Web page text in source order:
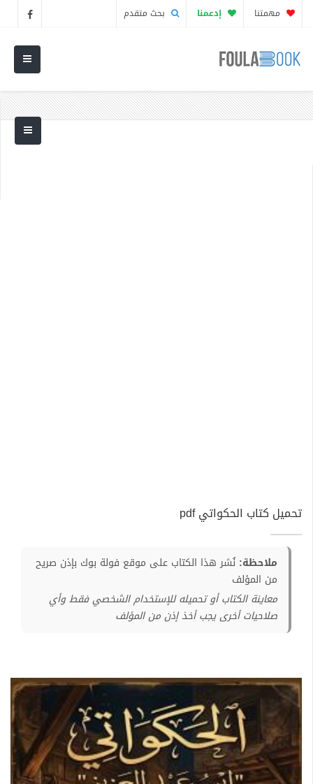
مهمتنا إدعمنا بحث متقدم
تحميل كتاب الحكواتي pdf
ملاحظة: نُشر هذا الكتاب على موقع فولة بوك بإذن صريح
من المؤلف
معاينة الكتاب أو تحميله للإستخدام الشخصي فقط وأي
صلاحيات أخرى يجب أخذ إذن من المؤلف